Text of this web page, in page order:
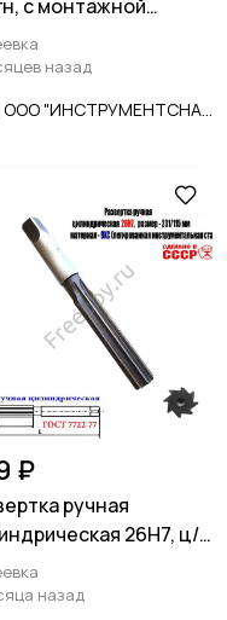
с монтажной
оцинкованный,
назад
₽
ручная
26Н7, ц/
231/115 мм, Z8,
назад